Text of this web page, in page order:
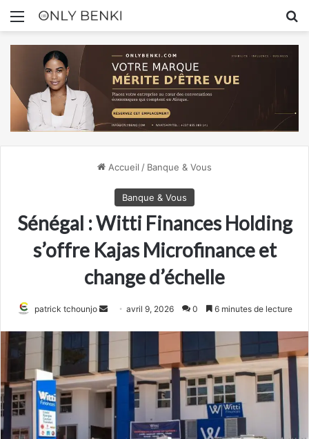
Menu
Accueil / Banque & Vous
Banque & Vous
Sénégal : Witti Finances Holding
s’offre Kajas Microfinance et
change d’échelle
patrick tchounjo
Envoyer
courriel
avril 9, 2026 0 6 minutes de lecture